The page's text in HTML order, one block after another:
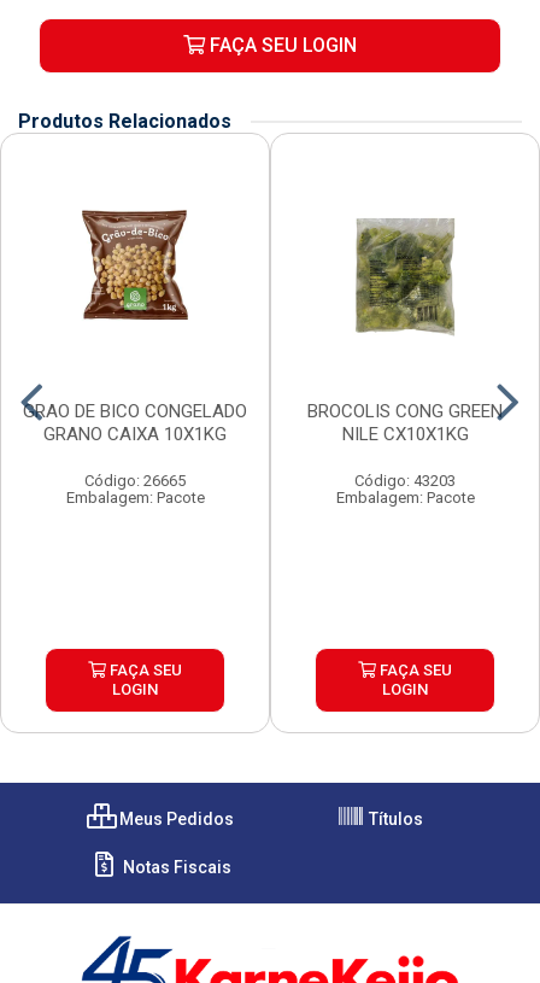
FAÇA SEU LOGIN
Produtos Relacionados
GRAO DE BICO CONGELADO
GRANO CAIXA 10X1KG
Código: 26665
Embalagem: Pacote
FAÇA SEU
LOGIN
BROCOLIS CONG GREEN
NILE CX10X1KG
Código: 43203
Embalagem: Pacote
FAÇA SEU
LOGIN
Meus Pedidos Títulos
Notas Fiscais